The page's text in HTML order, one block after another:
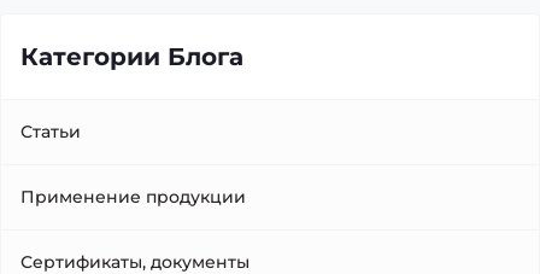
Категории Блога
Статьи
Применение продукции
Сертификаты, документы